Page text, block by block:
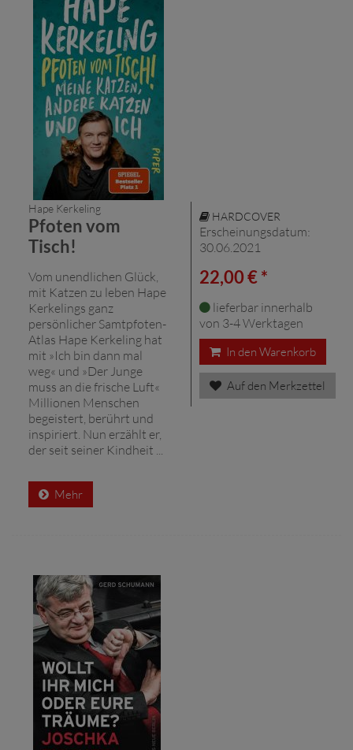
Hape Kerkeling
Pfoten vom
Tisch!
Vom unendlichen Glück,
mit Katzen zu leben Hape
Kerkelings ganz
persönlicher Samtpfoten-
Atlas Hape Kerkeling hat
mit »Ich bin dann mal
weg« und »Der Junge
muss an die frische Luft«
Millionen Menschen
begeistert, berührt und
inspiriert. Nun erzählt er,
der seit seiner Kindheit ...
Mehr
HARDCOVER
Erscheinungsdatum:
30.06.2021
22,00 € *
lieferbar innerhalb
von 3-4 Werktagen
In den Warenkorb
Auf den Merkzettel